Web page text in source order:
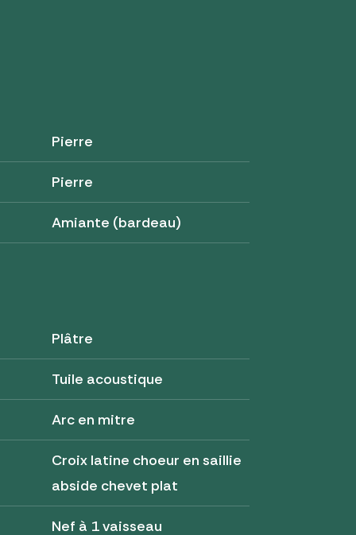
Pierre
Pierre
Amiante (bardeau)
Plâtre
Tuile acoustique
Arc en mitre
Croix latine choeur en saillie
abside chevet plat
Nef à 1 vaisseau